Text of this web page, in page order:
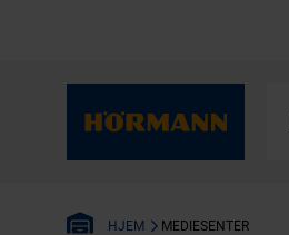
HJEM MEDIESENTER